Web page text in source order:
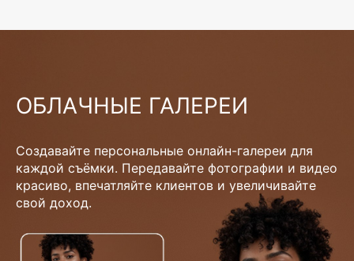
ОБЛАЧНЫЕ ГАЛЕРЕИ
Создавайте персональные онлайн-галереи для
каждой съёмки. Передавайте фотографии и видео
красиво, впечатляйте клиентов и увеличивайте
свой доход.